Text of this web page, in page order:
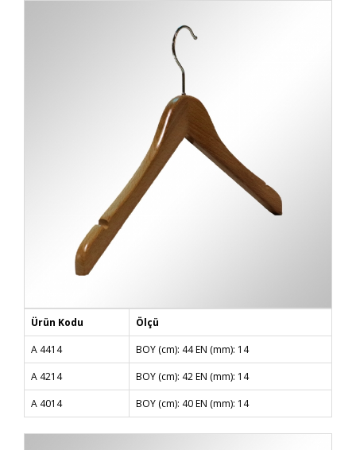
Ürün Kodu
Ölçü
A 4414
BOY (cm): 44 EN (mm): 14
A 4214
BOY (cm): 42 EN (mm): 14
A 4014
BOY (cm): 40 EN (mm): 14